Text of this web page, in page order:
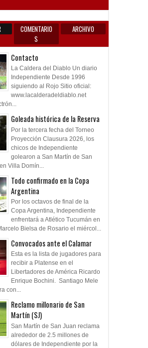
COMENTARIO
S
ARCHIVO
Contacto
La Caldera del Diablo Un diario
Independiente Desde 1996
siguiendo al Rojo Sitio oficial:
www.lacalderadeldiablo.net
Goleada histórica de la Reserva
Por la tercera fecha del Torneo
Proyección Clausura 2026, los
chicos de Independiente
golearon a San Martín de San
en Villa Domín...
Todo confirmado en la Copa
Argentina
Por los octavos de final de la
Copa Argentina, Independiente
enfrentará a Atlético Tucumán en
Bielsa de Rosario el miércol...
Convocados ante el Calamar
Esta es la lista de jugadores para
recibir a Platense en el
Libertadores de América Ricardo
Enrique Bochini. Santiago Mele
con...
Reclamo millonario de San
Martín (SJ)
San Martín de San Juan reclama
alrededor de 2.5 millones de
dólares de Independiente por la
Giménez a Argentinos Jrs,